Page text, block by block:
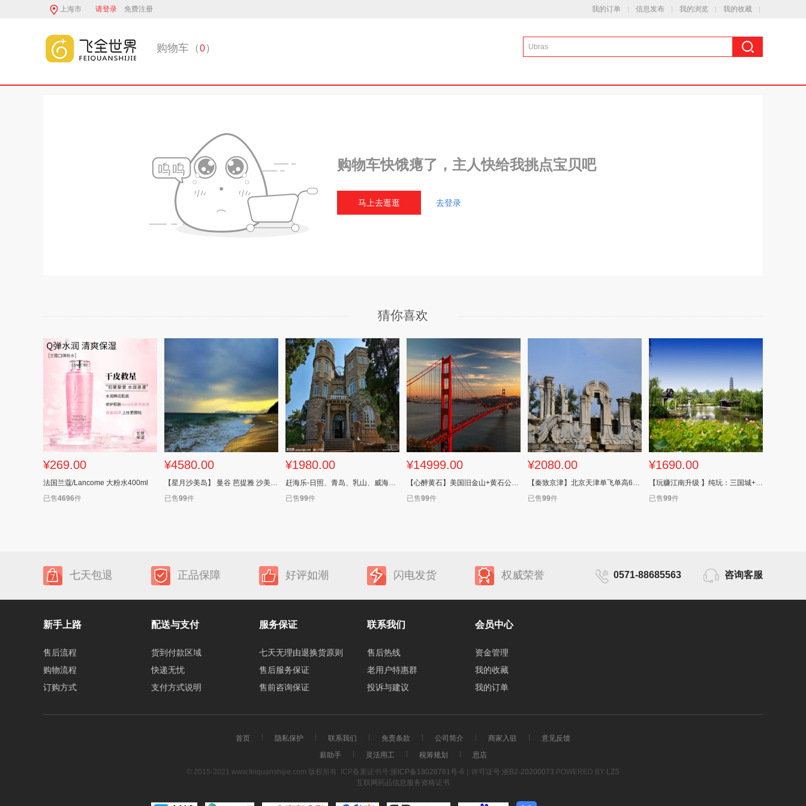
上海市 请登录 免费注册 我的订单 信息发布 我的浏览 我的收藏
购物车（0）
购物车快饿瘪了，主人快给我挑点宝贝吧
马上去逛逛 去登录
猜你喜欢
¥269.00
法国兰蔻/Lancome 大粉水400ml
已售4696件
¥4580.00
【星月沙美岛】 曼谷 芭提雅 沙美岛休闲八天六晚
已售99件
¥1980.00
赶海乐-日照、青岛、乳山、威海双卧6日游
已售99件
¥14999.00
【心醉黄石】美国旧金山+黄石公园+东西海岸+大瀑布14天
已售99件
¥2080.00
【秦致京津】北京天津单飞单高6日游
已售99件
¥1690.00
【玩赚江南升级 】纯玩：三国城+扬州瘦西湖+三水乡木渎、乌镇、迪士尼+华东六市 小镇双飞6天全陪团】
已售99件
七天包退 正品保障 好评如潮 闪电发货 权威荣誉 0571-88685563 咨询客服
新手上路
售后流程
购物流程
订购方式
配送与支付
货到付款区域
快递无忧
支付方式说明
服务保证
七天无理由退换货原则
售后服务保证
售前咨询保证
联系我们
售后热线
老用户特惠群
投诉与建议
会员中心
资金管理
我的收藏
我的订单
首页 隐私保护 联系我们 免责条款 公司简介 商家入驻
意见反馈
薪助手
灵活用工 税筹规划
思店
© 2015-2021 www.feiquanshijie.com 版权所有
ICP备案证书号:浙ICP备18028781号-6｜许可证号:浙B2-20200073 POWERED BY LZS
互联网药品信息服务资格证书